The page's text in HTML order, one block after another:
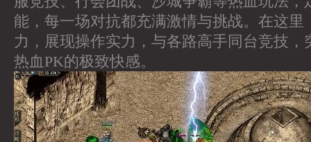
能，每一场对抗都充满激情与挑战。在这里
力，展现操作实力，与各路高手同台竞技，
热血PK的极致快感。